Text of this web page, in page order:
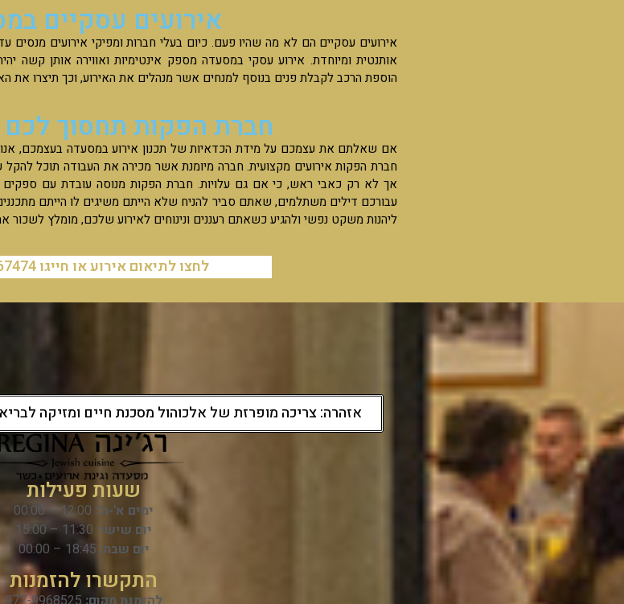
אירועים עסקיים
אירועים עסקיים הם לא מה שהיו פעם. כיום בעלי חברות ומפיקי אירועים
אותנטית ומיוחדת. אירוע עסקי במסעדה מספק אינטימיות ואווירה אותן קשה
הוספת הרכב לקבלת פנים בנוסף למנחים אשר מנהלים את האירוע, וכך תיצרו את
חברת הפקות תחסוך
אם שאלתם את עצמכם על מידת הכדאיות של תכנון אירוע במסעדה בעצמכם,
חברת הפקות אירועים מקצועית. חברה מיומנת אשר מכירה את העבודה תוכל
אך לא רק כאבי ראש, כי אם גם עלויות. חברת הפקות מנוסה עובדת עם ספקים
עבורכם דילים משתלמים, שאתם סביר להניח שלא הייתם משיגים לו הייתם
ליהנות משקט נפשי ולהגיע כשאתם רעננים ונינוחים לאירוע שלכם, מומלץ לשכור
לחצו לתיאום אירוע או חייגו 03-7367474
אזהרה: צריכה מופרזת של אלכוהול מסכנת חיים ומזיקה לבריאות
שעות פעילות
ימים א'-ה':
יום שישי:
יום שבת:
התקשרו להזמנות